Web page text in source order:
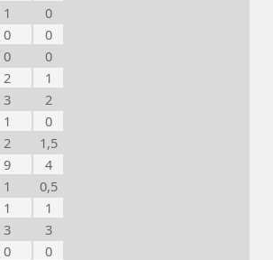
1
0
0
0
0
0
2
1
3
2
1
0
2
1,5
9
4
1
0,5
1
1
3
3
0
0